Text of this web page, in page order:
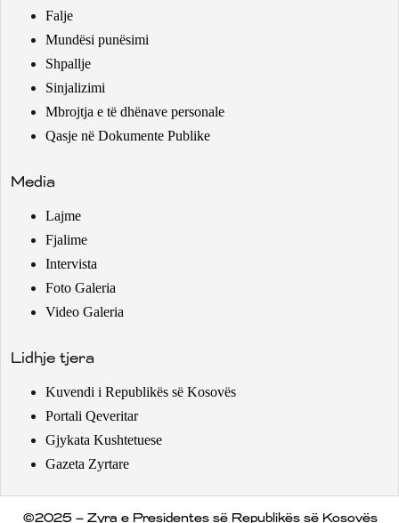
Falje
Mundësi punësimi
Shpallje
Sinjalizimi
Mbrojtja e të dhënave personale
Qasje në Dokumente Publike
Media
Lajme
Fjalime
Intervista
Foto Galeria
Video Galeria
Lidhje tjera
Kuvendi i Republikës së Kosovës
Portali Qeveritar
Gjykata Kushtetuese
Gazeta Zyrtare
©2025 – Zyra e Presidentes së Republikës së Kosovës